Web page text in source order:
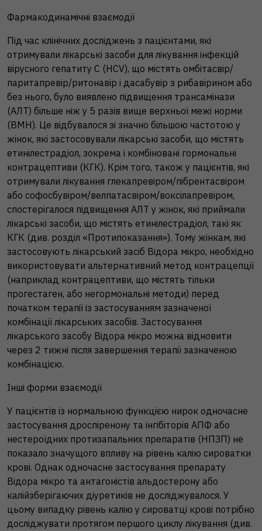
Фармакодинамічні взаємодії
Під час клінічних досліджень з пацієнтами, які
отримували лікарські засоби для лікування інфекцій
вірусного гепатиту С (HCV), що містять омбітасвір/
паритапревір/ритонавір і дасабувір з рибавірином або
без нього, було виявлено підвищення трансамінази
(АЛТ) більше ніж у 5 разів вище верхньої межі норми
(ВМН). Це відбувалося зі значно більшою частотою у
жінок, які застосовували лікарські засоби, що містять
етинілестрадіол, зокрема і комбіновані гормональні
контрацептиви (КГК). Крім того, також у пацієнтів, які
отримували лікування глекапревіром/пібрентасвіром
або софосбувіром/велпатасвіром/воксілапревіром,
спостерігалося підвищення АЛТ у жінок, які приймали
лікарські засоби, що містять етинілестрадіол, такі як
КГК (див. розділ «Протипоказання»). Тому жінкам, які
застосовують лікарський засіб Відора мікро, необхідно
використовувати альтернативний метод контрацепції
(наприклад контрацептиви, що містять тільки
прогестаген, або негормональні методи) перед
початком терапії із застосуванням зазначеної
комбінації лікарських засобів. Застосування
лікарського засобу Відора мікро можна відновити
через 2 тижні після завершення терапії зазначеною
комбінацією.
Інші форми взаємодії
У пацієнтів із нормальною функцією нирок одночасне
застосування дроспіренону та інгібіторів АПФ або
нестероїдних протизапальних препаратів (НПЗП) не
показало значущого впливу на рівень калію сироватки
крові. Однак одночасне застосування препарату
Відора мікро та антагоністів альдостерону або
калійзберігаючих діуретиків не досліджувалося. У
цьому випадку рівень калію у сироватці крові потрібно
досліджувати протягом першого циклу лікування (див.